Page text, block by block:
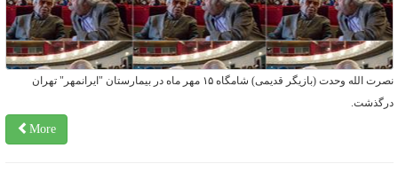
نصرت الله وحدت (بازیگر قدیمی) شامگاه ۱۵ مهر ماه در بیمارستان "ایرانمهر" تهران
More